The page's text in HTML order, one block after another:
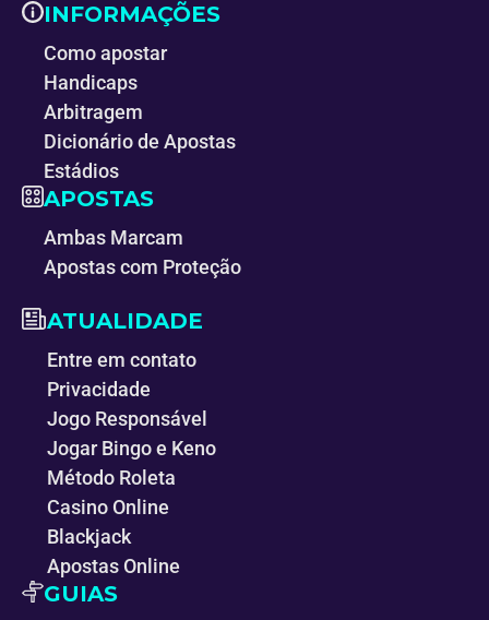
INFORMAÇÕES
Como apostar
Handicaps
Arbitragem
Dicionário de Apostas
Estádios
APOSTAS
Ambas Marcam
Apostas com Proteção
ATUALIDADE
Entre em contato
Privacidade
Jogo Responsável
Jogar Bingo e Keno
Método Roleta
Casino Online
Blackjack
Apostas Online
GUIAS